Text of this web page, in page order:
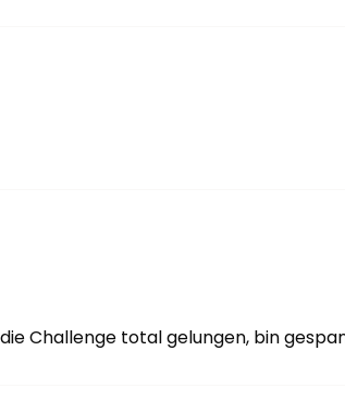
Challenge total gelungen, bin